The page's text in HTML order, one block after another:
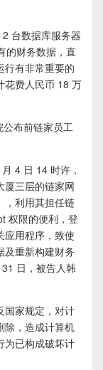
台数据库服务器
的财务数据，直
行有非常重要的
花费人民币 18 万
布前链家员工
4 日 14 时许，
厦三层的链家网
，利用其担任链
权限的便利，登
应用程序，致使
及重新构建财务
日，被告人韩
国家规定，对计
除，造成计算机
为已构成破坏计